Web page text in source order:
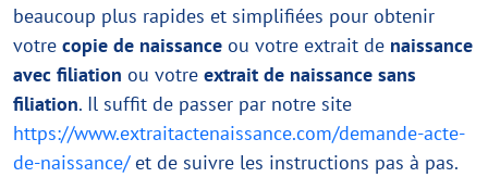
beaucoup plus rapides et simplifiées pour obtenir
votre copie de naissance ou votre extrait de naissance
avec filiation ou votre extrait de naissance sans
filiation. Il suffit de passer par notre site
https://www.extraitactenaissance.com/demande-acte-
de-naissance/et de suivre les instructions pas à pas.